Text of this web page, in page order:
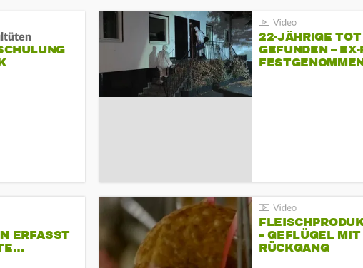
22-JÄHRIGE
GEFUNDEN –
ERFASST
– GEFLÜGEL MIT
ÜCKGANG